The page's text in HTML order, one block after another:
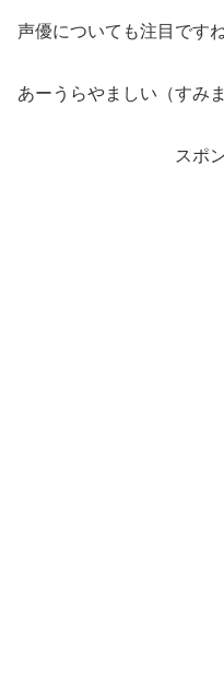
声優についても注目ですね
あーうらやましい（すみ
スポ